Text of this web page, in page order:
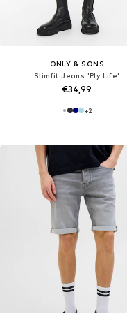
ONLY & SONS
Slimfit Jeans 'Ply Life'
€34,99
+2